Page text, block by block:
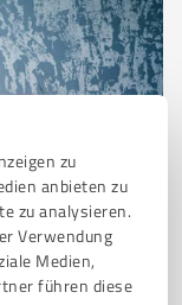
zu
anbieten zu
zu analysieren.
Verwendung
Medien,
führen diese
Sie ein von